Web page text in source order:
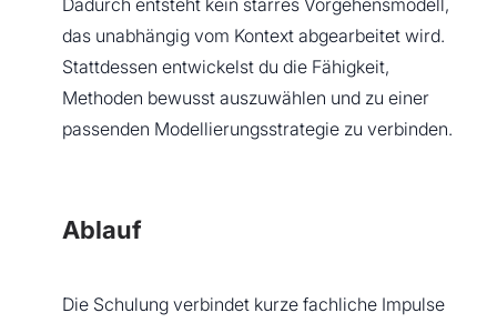
Dadurch entsteht kein starres Vorgehensmodell,
das unabhängig vom Kontext abgearbeitet wird.
Stattdessen entwickelst du die Fähigkeit,
Methoden bewusst auszuwählen und zu einer
passenden Modellierungsstrategie zu verbinden.
Ablauf
Die Schulung verbindet kurze fachliche Impulse